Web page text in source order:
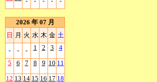
2026 年 07 月
日 月 火 水 木 金 土
- - - 1 2 3 4
5 6 7 8 9 10 11
12 13 14 15 16 17 18